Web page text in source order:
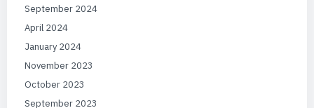
September 2024
April 2024
January 2024
November 2023
October 2023
September 2023